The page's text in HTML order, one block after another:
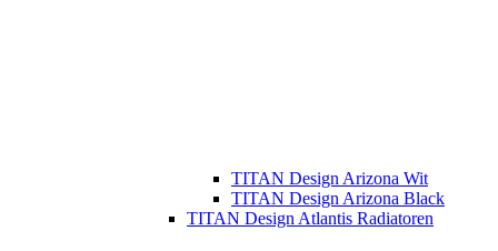
TITAN Design Arizona Wit
TITAN Design Arizona Black
TITAN Design Atlantis Radiatoren